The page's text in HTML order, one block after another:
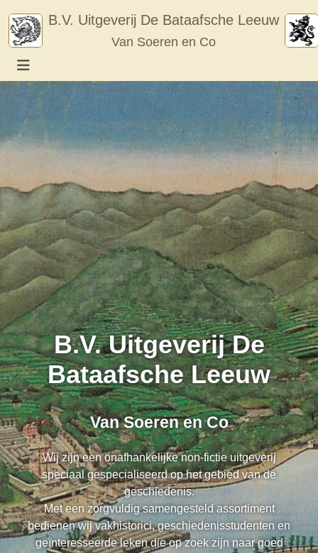
content
B.V. Uitgeverij De Bataafsche Leeuw
Van Soeren en Co
B.V. Uitgeverij De
Bataafsche Leeuw
Van Soeren en Co
Wij zijn een onafhankelijke non-fictie uitgeverij
speciaal gespecialiseerd op het gebied van de
geschiedenis.
Met een zorgvuldig samengesteld assortiment
bedienen wij vakhistorici, geschiedenisstudenten en
geïnteresseerde leken die op zoek zijn naar goed